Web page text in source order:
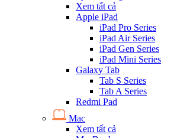
Xem tất cả
Apple iPad
iPad Pro Series
iPad Air Series
iPad Gen Series
iPad Mini Series
Galaxy Tab
Tab S Series
Tab A Series
Redmi Pad
Mac
Xem tất cả